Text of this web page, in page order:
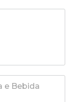
e Bebida